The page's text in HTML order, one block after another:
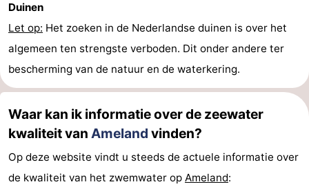
Duinen
Let op: Het zoeken in de Nederlandse duinen is over het
algemeen ten strengste verboden. Dit onder andere ter
bescherming van de natuur en de waterkering.
Waar kan ik informatie over de zeewater
kwaliteit van Ameland vinden?
Op deze website vindt u steeds de actuele informatie over
de kwaliteit van het zwemwater op Ameland: